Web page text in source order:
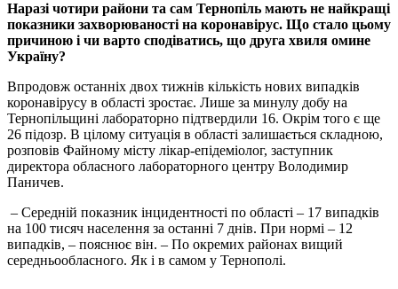
Наразі чотири райони та сам Тернопіль мають не найкращі
показники захворюваності на коронавірус. Що стало цьому
причиною і чи варто сподіватись, що друга хвиля омине
Україну?
Впродовж останніх двох тижнів кількість нових випадків
коронавірусу в області зростає. Лише за минулу добу на
Тернопільщині лабораторно підтвердили 16. Окрім того є ще
26 підозр. В цілому ситуація в області залишається складною,
розповів Файному місту лікар-епідеміолог, заступник
директора обласного лабораторного центру Володимир
Паничев.
– Середній показник інцидентності по області – 17 випадків
на 100 тисяч населення за останні 7 днів. При нормі – 12
випадків, – пояснює він. – По окремих районах вищий
середньообласного. Як і в самом у Тернополі.